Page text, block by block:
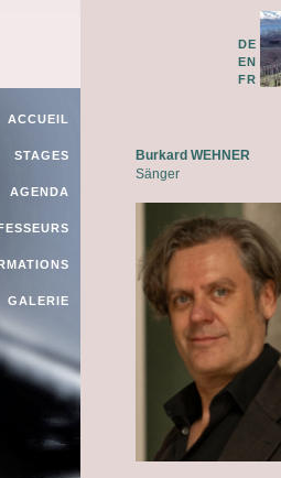
ACCUEIL
STAGES
AGENDA
GALERIE
DE
EN
FR
Burkard WEHNER
Sänger